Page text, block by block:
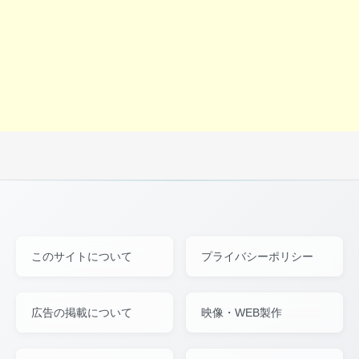
このサイトについて プライバシーポリシー
広告の掲載について 映像・WEB製作